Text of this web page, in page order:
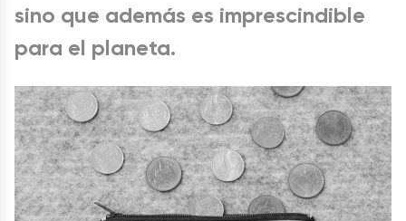
sino que además es imprescindible
para el planeta.